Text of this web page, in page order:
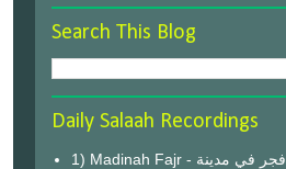
Search This Blog
Daily Salaah Recordings
1) Madinah Fajr - فجر في مدينة